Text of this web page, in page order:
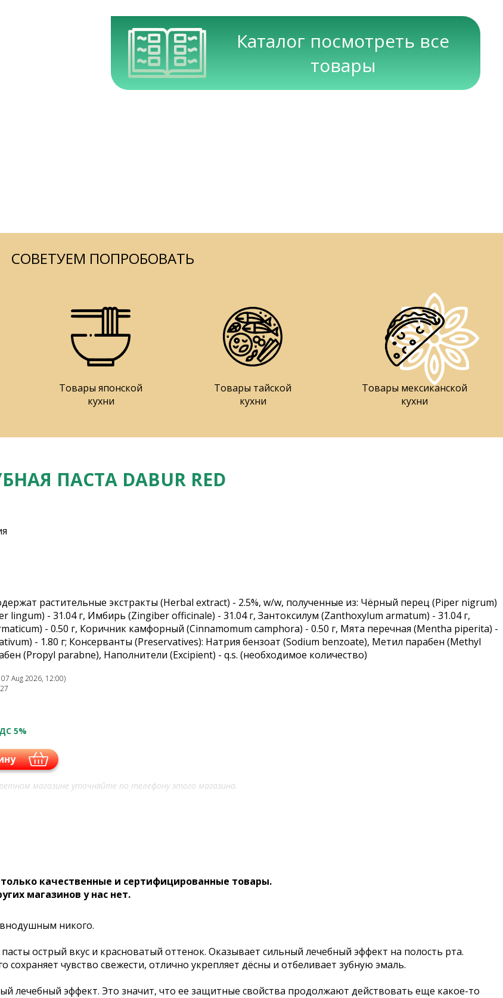
Каталог посмотреть все
товары
СОВЕТУЕМ ПОПРОБОВАТЬ
Товары японской
кухни
Товары тайской
кухни
Товары мексиканской
кухни
ПАСТА DABUR RED
растительные экстракты (Herbal extract) - 2.5%, w/w, полученные из: Чёрный перец (Piper nigrum)
lingum) - 31.04 г, Имбирь (Zingiber officinale) - 31.04 г, Зантоксилум (Zanthoxylum armatum) - 31.04 г,
- 0.50 г, Коричник камфорный (Cinnamomum camphora) - 0.50 г, Мята перечная (Mentha piperita) -
- 1.80 г; Консерванты (Preservatives): Натрия бензоат (Sodium benzoate), Метил парабен (Methyl
(Propyl parabne), Наполнители (Excipient) - q.s. (необходимое количество)
Aug 2026, 12:00)
5%
магазине уточняйте по телефону этого магазина.
качественные и сертифицированные товары.
магазинов у нас нет.
никого.
острый вкус и красноватый оттенок. Оказывает сильный лечебный эффект на полость рта.
чувство свежести, отлично укрепляет дёсны и отбеливает зубную эмаль.
лечебный эффект. Это значит, что ее защитные свойства продолжают действовать еще какое-то